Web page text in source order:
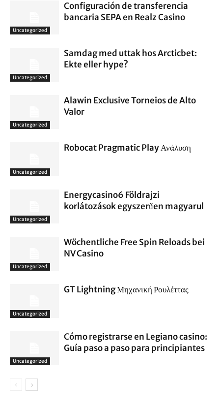
Uncategorized
Configuración de transferencia
bancaria SEPA en Realz Casino
Uncategorized
Samdag med uttak hos Arcticbet:
Ekte eller hype?
Uncategorized
Alawin Exclusive Torneios de Alto
Valor
Uncategorized
Robocat Pragmatic Play Ανάλυση
Uncategorized
Energycasino6 Földrajzi
korlátozások egyszerűen magyarul
Uncategorized
Wöchentliche Free Spin Reloads bei
NV Casino
Uncategorized
GT Lightning Μηχανική Ρουλέττας
Uncategorized
Cómo registrarse en Legiano casino:
Guía paso a paso para principiantes